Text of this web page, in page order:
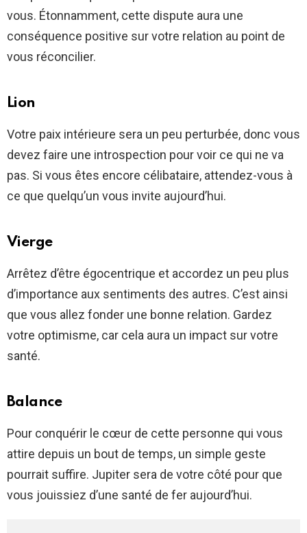
vous. Étonnamment, cette dispute aura une
conséquence positive sur votre relation au point de
vous réconcilier.
Lion
Votre paix intérieure sera un peu perturbée, donc vous
devez faire une introspection pour voir ce qui ne va
pas. Si vous êtes encore célibataire, attendez-vous à
ce que quelqu’un vous invite aujourd’hui.
Vierge
Arrêtez d’être égocentrique et accordez un peu plus
d’importance aux sentiments des autres. C’est ainsi
que vous allez fonder une bonne relation. Gardez
votre optimisme, car cela aura un impact sur votre
santé.
Balance
Pour conquérir le cœur de cette personne qui vous
attire depuis un bout de temps, un simple geste
pourrait suffire. Jupiter sera de votre côté pour que
vous jouissiez d’une santé de fer aujourd’hui.